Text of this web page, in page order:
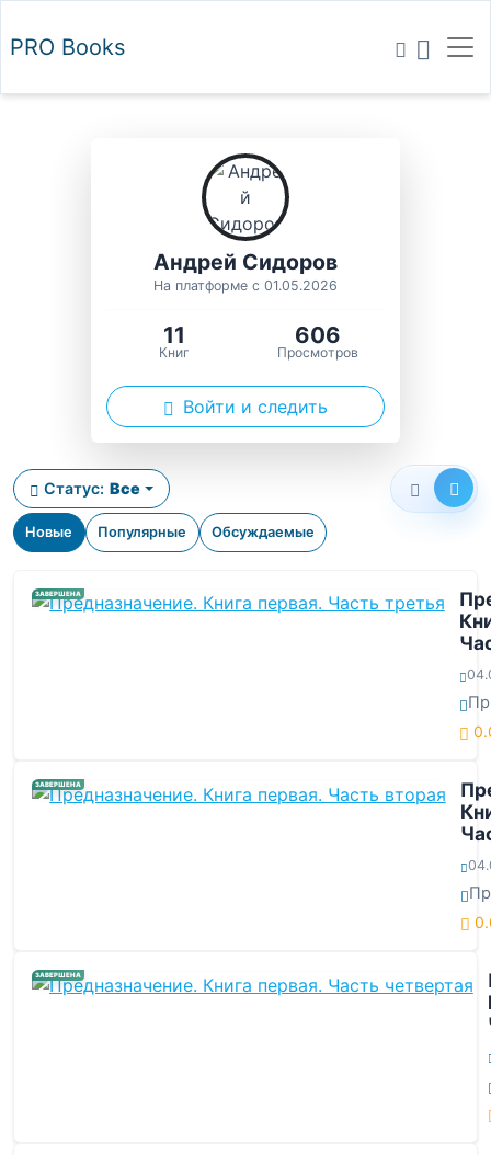
PRO Books
Андрей Сидоров
На платформе с 01.05.2026
11
Книг
606
Просмотров
Войти и следить
Новые Популярные Обсуждаемые
Статус: Все
ЗАВЕРШЕНА
ЗАВЕРШЕНА
ЗАВЕРШЕНА